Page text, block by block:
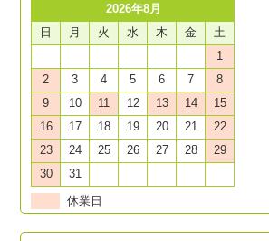
2026年8月
日
月 火 水 木 金
土
1
2
3 4 5 6 7
8
9
10 11 12 13 14
15
16
17 18 19 20 21
22
23
24 25 26 27 28
29
30
31
休業日